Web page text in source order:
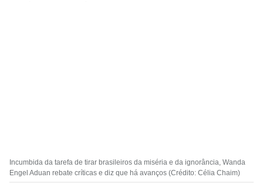
Incumbida da tarefa de tirar brasileiros da miséria e da ignorância, Wanda
Engel Aduan rebate críticas e diz que há avanços (Crédito: Célia Chaim)